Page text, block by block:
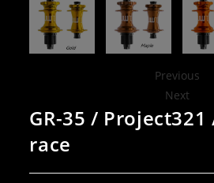
Previous
Next
GR-35 / Project321
race